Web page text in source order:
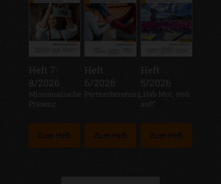
Heft 7-
8/2026
:
Missionarische
Präsenz
Zum Heft
Heft
6/2026
:
Partnerberatung
Zum Heft
Heft
5/2026
:
„Hab Mut, steh
auf!“
Zum Heft